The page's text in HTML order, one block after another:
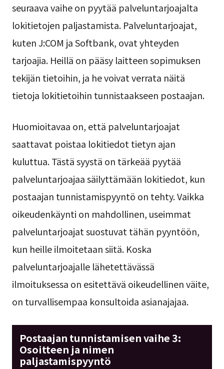
seuraava vaihe on pyytää palveluntarjoajalta
lokitietojen paljastamista. Palveluntarjoajat,
kuten J:COM ja Softbank, ovat yhteyden
tarjoajia. Heillä on pääsy laitteen sopimuksen
tekijän tietoihin, ja he voivat verrata näitä
tietoja lokitietoihin tunnistaakseen postaajan.
Huomioitavaa on, että palveluntarjoajat
saattavat poistaa lokitiedot tietyn ajan
kuluttua. Tästä syystä on tärkeää pyytää
palveluntarjoajaa säilyttämään lokitiedot, kun
postaajan tunnistamispyyntö on tehty. Vaikka
oikeudenkäynti on mahdollinen, useimmat
palveluntarjoajat suostuvat tähän pyyntöön,
kun heille ilmoitetaan siitä. Koska
palveluntarjoajalle lähetettävässä
ilmoituksessa on esitettävä oikeudellinen väite,
on turvallisempaa konsultoida asianajajaa.
Postaajan tunnistamisen vaihe 3:
Osoitteen ja nimen
paljastamispyyntö